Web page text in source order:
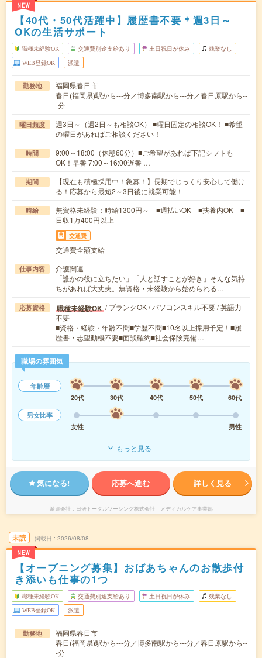
NEW
【40代・50代活躍中】履歴書不要＊週3日～
OKの生活サポート
職種未経験OK 交通費別途支給あり 土日祝日が休み 残業なし
WEB登録OK 派遣
勤務地
福岡県春日市
春日(福岡県)駅から---分／博多南駅から---分／春日原駅から--
-分
曜日頻度
週3日～（週2日～も相談OK） ■曜日固定の相談OK！ ■希望
の曜日があればご相談ください！
時間
9:00～18:00（休憩60分）■ご希望があれば下記シフトも
OK！早番 7:00～16:00遅番 …
期間
【現在も積極採用中！急募！】長期でじっくり安心して働け
る！応募から最短2～3日後に就業可能！
時給
無資格未経験：時給1300円～ ■週払いOK ■扶養内OK ■
日収1万400円以上
交通費
交通費全額支給
仕事内容
介護関連
「誰かの役に立ちたい」「人と話すことが好き」そんな気持
ちがあれば大丈夫。無資格・未経験から始められる…
応募資格 職種未経験OK / ブランクOK / パソコンスキル不要 / 英語力
不要
■資格・経験・年齢不問■学歴不問■10名以上採用予定！■履
歴書・志望動機不要■面談確約■社会保険完備…
職場の雰囲気
年齢層
20代
30代 40代 50代
60代
男女比率
女性
男性
もっと見る
気になる! 応募へ進む 詳しく見る
派遣会社 日研トータルソーシング株式会社 メディカルケア事業部
未読
NEW
掲載日 2026/08/08
【オープニング募集】おばあちゃんのお散歩付
き添いも仕事の1つ
職種未経験OK 交通費別途支給あり 土日祝日が休み 残業なし
WEB登録OK 派遣
勤務地
福岡県春日市
春日(福岡県)駅から---分／博多南駅から---分／春日原駅から--
-分